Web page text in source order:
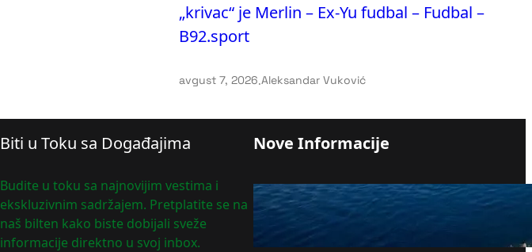
„krivac“ je Merlin – Ex-Yu fudbal – Fudbal –
B92.sport
avgust 7, 2026.Aleksandar Vuković
Biti u Toku sa Događajima
Budite u toku sa najnovijim vestima i
ekskluzivnim sadržajem. Pretplatite se na
naš bilten kako biste dobijali sveže
informacije direktno u svoj inbox.
Nove Informacije
Operacija potapanja barži
mogla bi da produži rad